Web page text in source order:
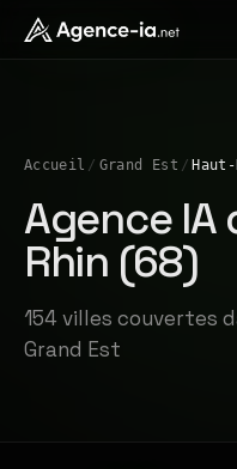
Accueil / Grand Est /
Agence IA
Rhin (68)
154 villes couvertes
Grand Est